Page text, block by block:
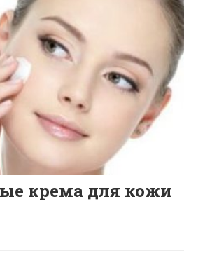
крема для кожи